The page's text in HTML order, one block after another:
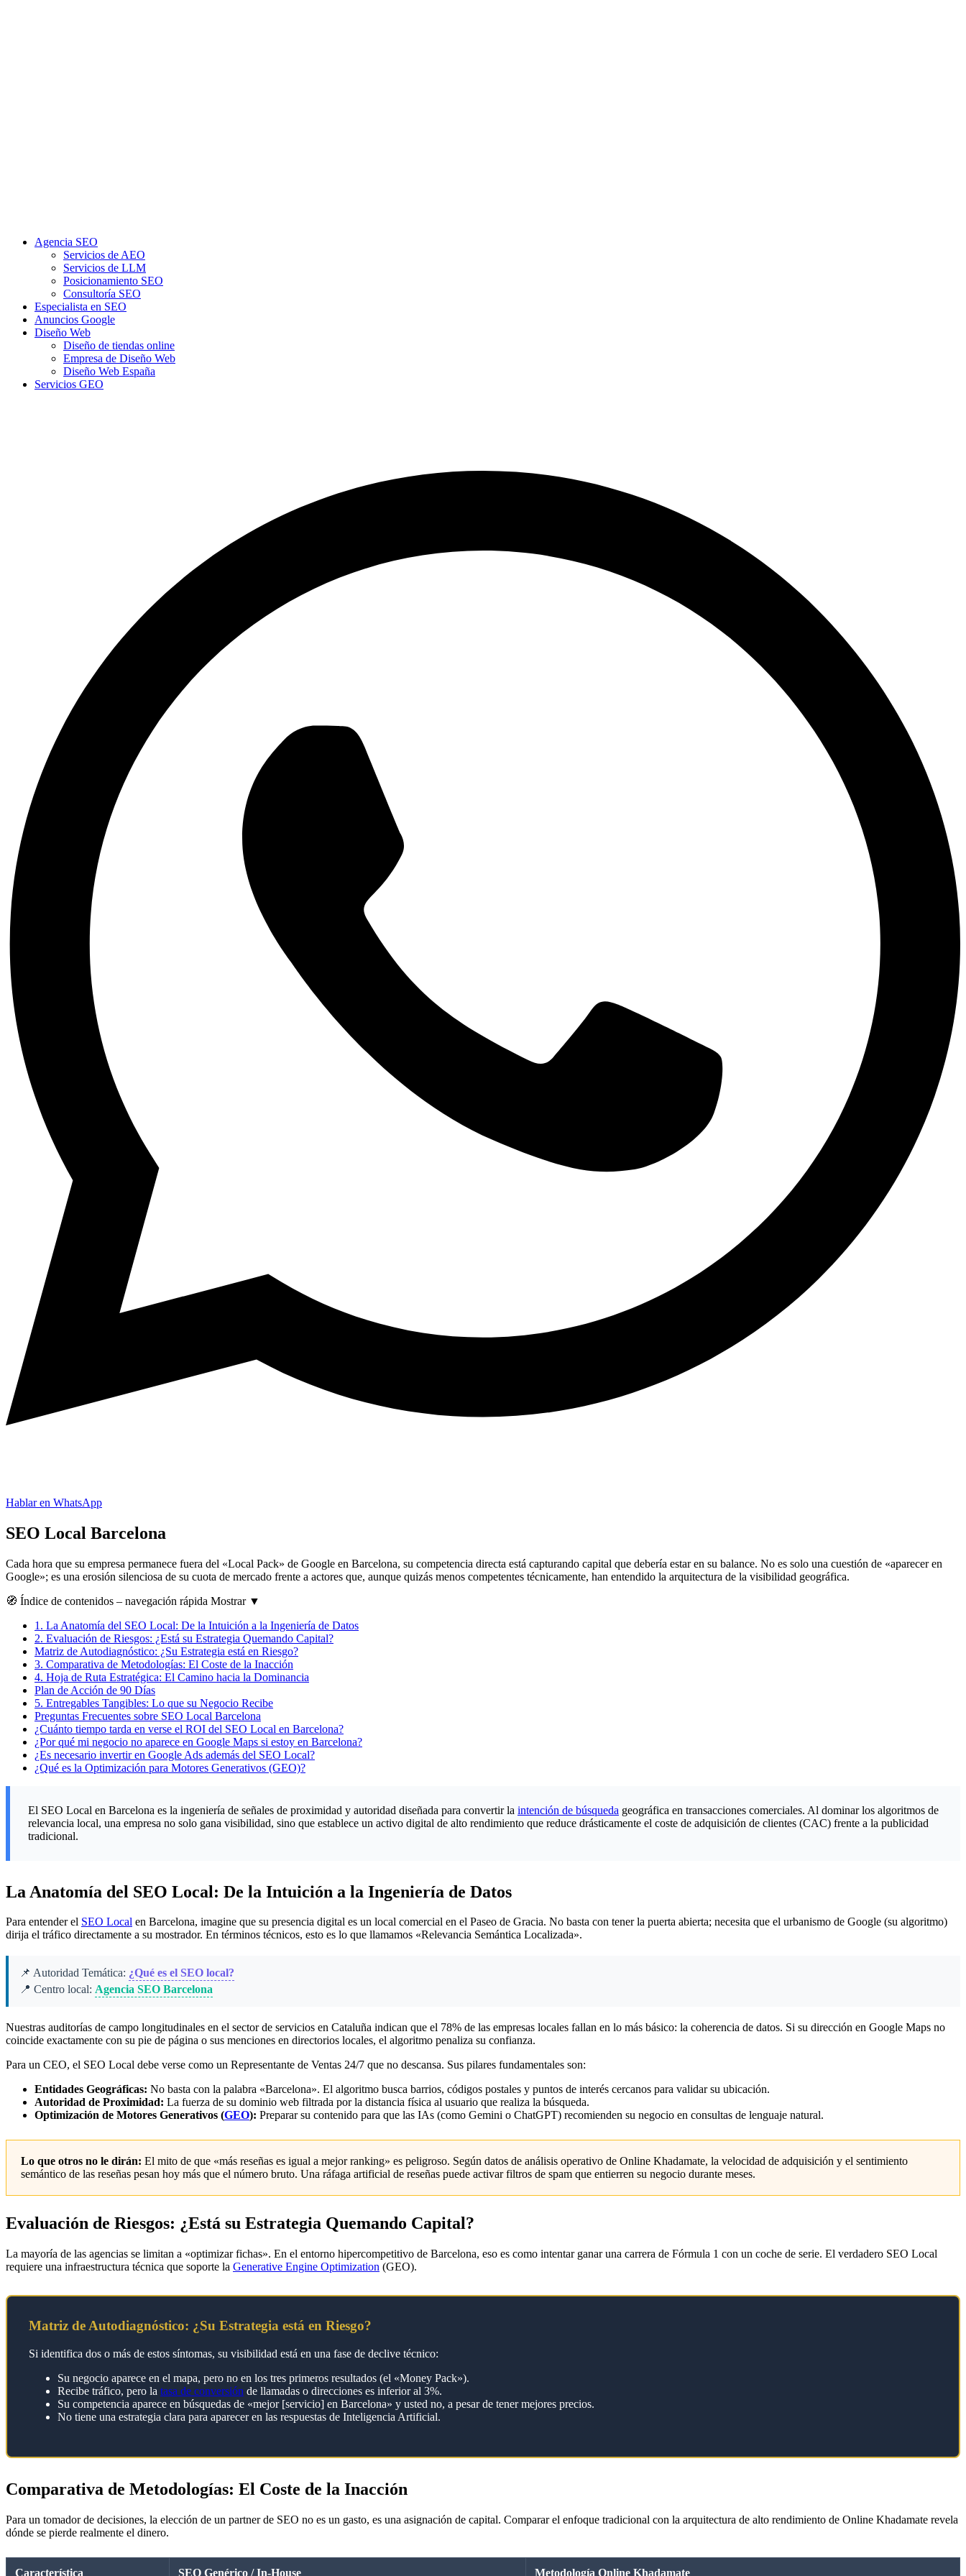
Agencia SEO
Servicios de AEO
Servicios de LLM
Posicionamiento SEO
Consultoría SEO
Especialista en SEO
Anuncios Google
Diseño Web
Diseño de tiendas online
Empresa de Diseño Web
Diseño Web España
Servicios GEO
Hablar en WhatsApp
SEO Local Barcelona
Cada hora que su empresa permanece fuera del «Local Pack» de Google en Barcelona, su competencia directa está capturando capital que debería estar en su balance. No es solo una cuestión de «aparecer en
Google»; es una erosión silenciosa de su cuota de mercado frente a actores que, aunque quizás menos competentes técnicamente, han entendido la arquitectura de la visibilidad geográfica.
🧭 Índice de contenidos – navegación rápida Mostrar ▼
1. La Anatomía del SEO Local: De la Intuición a la Ingeniería de Datos
2. Evaluación de Riesgos: ¿Está su Estrategia Quemando Capital?
Matriz de Autodiagnóstico: ¿Su Estrategia está en Riesgo?
3. Comparativa de Metodologías: El Coste de la Inacción
4. Hoja de Ruta Estratégica: El Camino hacia la Dominancia
Plan de Acción de 90 Días
5. Entregables Tangibles: Lo que su Negocio Recibe
Preguntas Frecuentes sobre SEO Local Barcelona
¿Cuánto tiempo tarda en verse el ROI del SEO Local en Barcelona?
¿Por qué mi negocio no aparece en Google Maps si estoy en Barcelona?
¿Es necesario invertir en Google Ads además del SEO Local?
¿Qué es la Optimización para Motores Generativos (GEO)?
El SEO Local en Barcelona es la ingeniería de señales de proximidad y autoridad diseñada para convertir la intención de búsqueda geográfica en transacciones comerciales. Al dominar los algoritmos de
relevancia local, una empresa no solo gana visibilidad, sino que establece un activo digital de alto rendimiento que reduce drásticamente el coste de adquisición de clientes (CAC) frente a la publicidad
tradicional.
La Anatomía del SEO Local: De la Intuición a la Ingeniería de Datos
Para entender el SEO Local en Barcelona, imagine que su presencia digital es un local comercial en el Paseo de Gracia. No basta con tener la puerta abierta; necesita que el urbanismo de Google (su algoritmo)
dirija el tráfico directamente a su mostrador. En términos técnicos, esto es lo que llamamos «Relevancia Semántica Localizada».
📌 Autoridad Temática: ¿Qué es el SEO local?
📍 Centro local: Agencia SEO Barcelona
Nuestras auditorías de campo longitudinales en el sector de servicios en Cataluña indican que el 78% de las empresas locales fallan en lo más básico: la coherencia de datos. Si su dirección en Google Maps no
coincide exactamente con su pie de página o sus menciones en directorios locales, el algoritmo penaliza su confianza.
Para un CEO, el SEO Local debe verse como un Representante de Ventas 24/7 que no descansa. Sus pilares fundamentales son:
Entidades Geográficas: No basta con la palabra «Barcelona». El algoritmo busca barrios, códigos postales y puntos de interés cercanos para validar su ubicación.
Autoridad de Proximidad: La fuerza de su dominio web filtrada por la distancia física al usuario que realiza la búsqueda.
Optimización de Motores Generativos (GEO): Preparar su contenido para que las IAs (como Gemini o ChatGPT) recomienden su negocio en consultas de lenguaje natural.
Lo que otros no le dirán: El mito de que «más reseñas es igual a mejor ranking» es peligroso. Según datos de análisis operativo de Online Khadamate, la velocidad de adquisición y el sentimiento
semántico de las reseñas pesan hoy más que el número bruto. Una ráfaga artificial de reseñas puede activar filtros de spam que entierren su negocio durante meses.
Evaluación de Riesgos: ¿Está su Estrategia Quemando Capital?
La mayoría de las agencias se limitan a «optimizar fichas». En el entorno hipercompetitivo de Barcelona, eso es como intentar ganar una carrera de Fórmula 1 con un coche de serie. El verdadero SEO Local
requiere una infraestructura técnica que soporte la Generative Engine Optimization (GEO).
Matriz de Autodiagnóstico: ¿Su Estrategia está en Riesgo?
Si identifica dos o más de estos síntomas, su visibilidad está en una fase de declive técnico:
Su negocio aparece en el mapa, pero no en los tres primeros resultados (el «Money Pack»).
Recibe tráfico, pero la tasa de conversión de llamadas o direcciones es inferior al 3%.
Su competencia aparece en búsquedas de «mejor [servicio] en Barcelona» y usted no, a pesar de tener mejores precios.
No tiene una estrategia clara para aparecer en las respuestas de Inteligencia Artificial.
Comparativa de Metodologías: El Coste de la Inacción
Para un tomador de decisiones, la elección de un partner de SEO no es un gasto, es una asignación de capital. Comparar el enfoque tradicional con la arquitectura de alto rendimiento de Online Khadamate revela
dónde se pierde realmente el dinero.
Característica SEO Genérico / In-House Metodología Online Khadamate